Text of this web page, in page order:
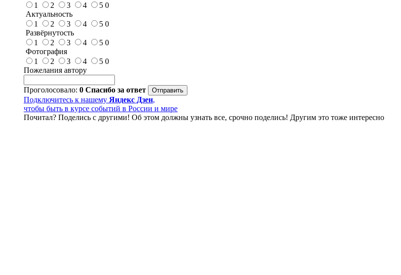
1
2 3 4 5 0
Актуальность
1
2 3 4 5 0
Развёрнутость
1
2 3 4 5 0
Фотография
1
2 3 4 5 0
Пожелания автору
Проголосовало: 0 Спасибо за ответ
Подключитесь к нашему Яндекс Дзен,
чтобы быть в курсе событий в России и мире
Почитал? Поделись с другими! Об этом должны узнать все, срочно поделись! Другим это тоже интересно